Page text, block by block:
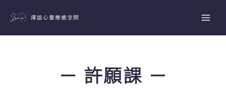
主
－ 許願課 －